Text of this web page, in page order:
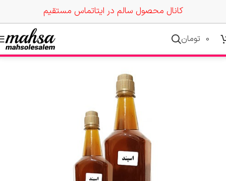
کانال محصول سالم در ایتاتماس مستقیم
0 تومان